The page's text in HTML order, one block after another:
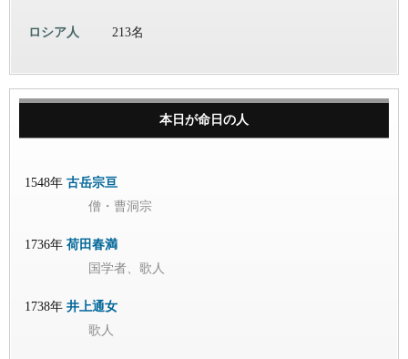
ロシア人 213名
本日が命日の人
1548年 古岳宗亘
僧・曹洞宗
1736年 荷田春満
国学者、歌人
1738年 井上通女
歌人